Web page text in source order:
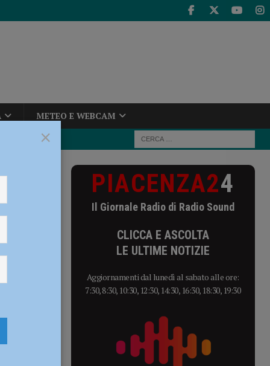
METEO E WEBCAM
PIACENZA24
Il Giornale Radio di Radio Sound
CLICCA E ASCOLTA
LE ULTIME NOTIZIE
Aggiornamenti dal lunedì al sabato alle ore:
7:30, 8:30, 10:30, 12:30, 14:30, 16:30, 18:30, 19:30
×